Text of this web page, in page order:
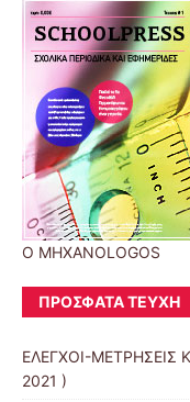
O MHXANOLOGOS
ΠΡΌΣΦΑΤΑ ΤΕΎΧΗ
ΕΛΕΓΧΟΙ-ΜΕΤΡΗΣΕΙΣ
2021 )